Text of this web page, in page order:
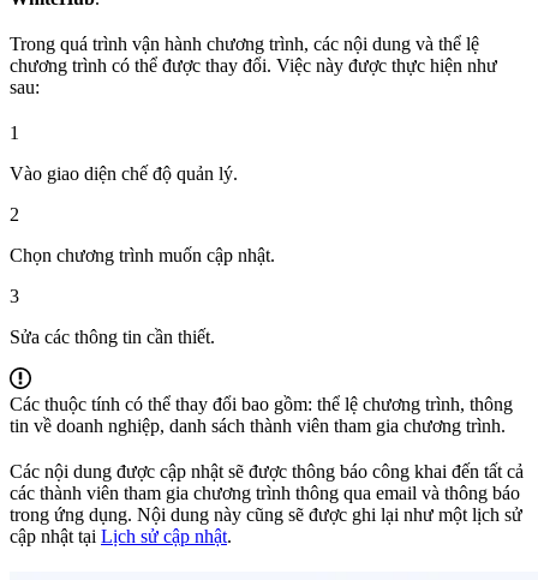
Trong quá trình vận hành chương trình, các nội dung và thể lệ
chương trình có thể được thay đổi. Việc này được thực hiện như
sau:
1
Vào giao diện chế độ quản lý.
2
Chọn chương trình muốn cập nhật.
3
Sửa các thông tin cần thiết.
Các thuộc tính có thể thay đổi bao gồm: thể lệ chương trình, thông
tin về doanh nghiệp, danh sách thành viên tham gia chương trình.
Các nội dung được cập nhật sẽ được thông báo công khai đến tất cả
các thành viên tham gia chương trình thông qua email và thông báo
trong ứng dụng. Nội dung này cũng sẽ được ghi lại như một lịch sử
cập nhật tại Lịch sử cập nhật.